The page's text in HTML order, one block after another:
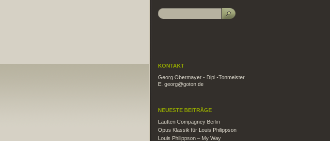
KONTAKT
Georg Obermayer - Dipl.-Tonmeister
E. georg@goton.de
NEUESTE BEITRÄGE
Lautten Compagney Berlin
Opus Klassik für Louis Philippson
Louis Philippson – My Way